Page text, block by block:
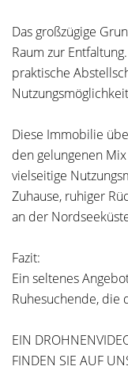
Das großzügige
Raum zur
praktische
Diese Immobilie
den gelungenen
vielseitige
Zuhause, ruhiger
an der
Fazit:
Ein seltenes
Ruhesuchende, die
EIN
FINDEN SIE AUF